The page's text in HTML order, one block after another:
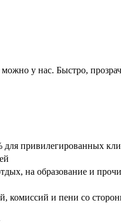
у нас. Быстро,
привилегированных
на образование и
комиссий и пени со